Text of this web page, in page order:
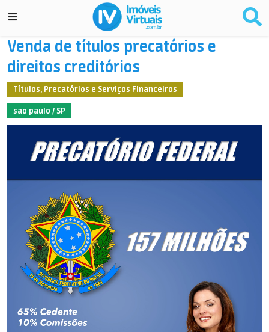
Venda de títulos precatórios e
direitos creditórios
Títulos, Precatórios e Serviços Financeiros
sao paulo / SP